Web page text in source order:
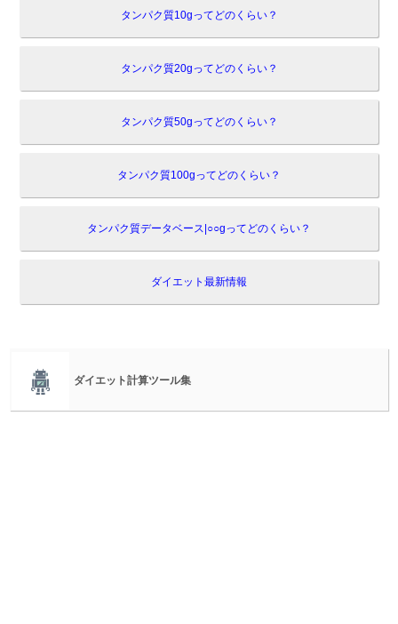
タンパク質10gってどのくらい？
タンパク質20gってどのくらい？
タンパク質50gってどのくらい？
タンパク質100gってどのくらい？
タンパク質データベース|○○gってどのくらい？
ダイエット最新情報
ダイエット計算ツール集